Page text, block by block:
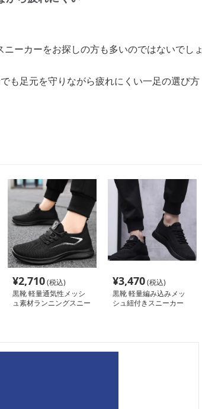
ーカーをお探しの方も多いのではないでしょ
も足元を守りながら疲れにくい一足の選び方
¥2,710(税込)
黒靴 軽量通気性メッシ
ュ素材ランニングスニー
¥3,470(税込)
黒靴 軽量編み込みメッ
シュ紐付きスニーカー